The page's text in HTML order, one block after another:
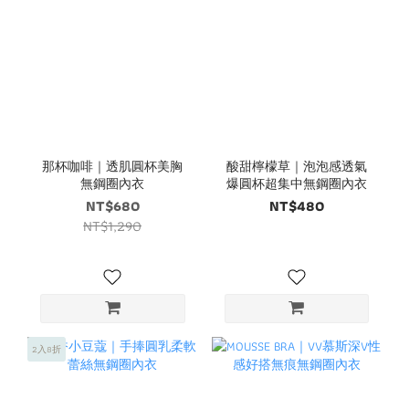
那杯咖啡｜透肌圓杯美胸
無鋼圈內衣
NT$680
NT$1,290
酸甜檸檬草｜泡泡感透氣
爆圓杯超集中無鋼圈內衣
NT$480
2入8折